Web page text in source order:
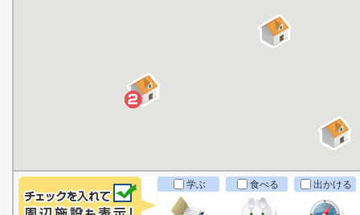
学ぶ 食べる 出かける